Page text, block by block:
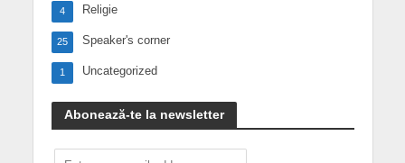
Religie
4
Speaker's corner
25
Uncategorized
1
Abonează-te la newsletter